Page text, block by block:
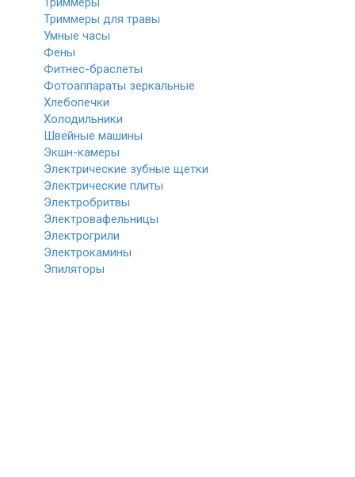
Триммеры для травы
Умные часы
Фены
Фитнес-браслеты
Фотоаппараты зеркальные
Хлебопечки
Холодильники
Швейные машины
Экшн-камеры
Электрические зубные щетки
Электрические плиты
Электробритвы
Электровафельницы
Электрогрили
Электрокамины
Эпиляторы